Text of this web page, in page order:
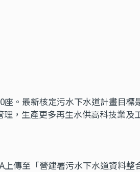
。最新核定污水下水道計畫目標
，生產更多再生水供高科技業及
傳至「營建署污水下水道資料整